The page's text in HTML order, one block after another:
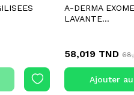
A-DERMA
LAVANTE...
58,019 TND
Ajouter